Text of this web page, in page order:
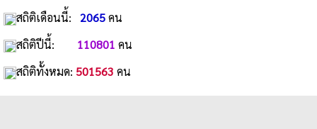
สถิติเดือนนี้: 2065คน
สถิติปีนี้: 110801 คน
สถิติทั้งหมด: 501563 คน